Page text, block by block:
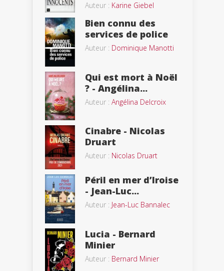
Auteur : Karine Giebel
Bien connu des
services de police
Auteur : Dominique Manotti
Qui est mort à Noël
? - Angélina...
Auteur : Angélina Delcroix
Cinabre - Nicolas
Druart
Auteur : Nicolas Druart
Péril en mer d’Iroise
- Jean-Luc...
Auteur : Jean-Luc Bannalec
Lucia - Bernard
Minier
Auteur : Bernard Minier